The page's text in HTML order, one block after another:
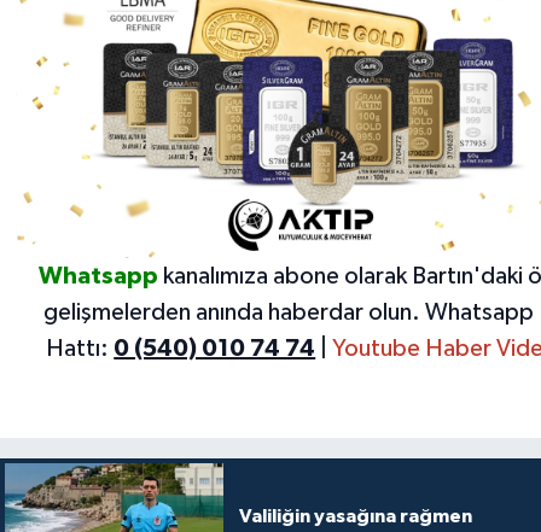
Whatsapp kanalımıza abone olarak Bartın'daki
gelişmelerden anında haberdar olun. Whatsapp
Hattı: 0 (540) 010 74 74 Youtube Haber
Valiliğin yasağına rağmen